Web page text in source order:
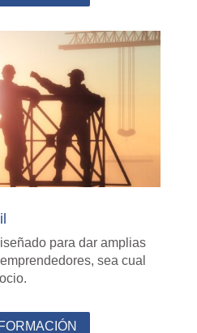
para dar amplias
sea cual